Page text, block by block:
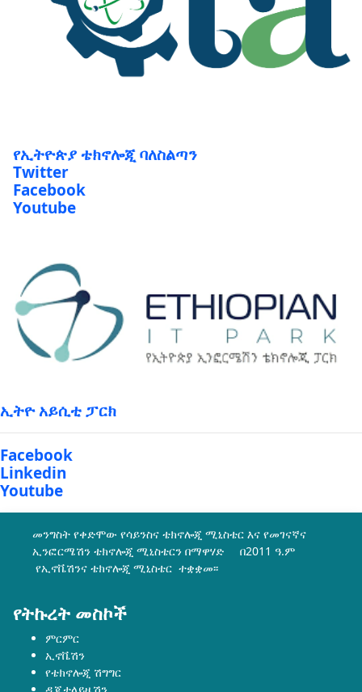
Twitter
Facebook
Youtube
Facebook
Linkedin
Youtube
መንግስት የቀድሞው የሳይንስና ቴክኖሎጂ ሚኒስቴር እና የመገናኛና
ኢንፎርሜሽን ቴክኖሎጂ ሚኒስቴርን በማዋሃድ በ2011 ዓ.ም
የኢኖቬሽንና ቴክኖሎጂ ሚኒስቴር ተቋቋመ፡፡
ምርምር
ኢኖቬሽን
የቴክኖሎጂ ሽግግር
ዲጂታላይዜሽን